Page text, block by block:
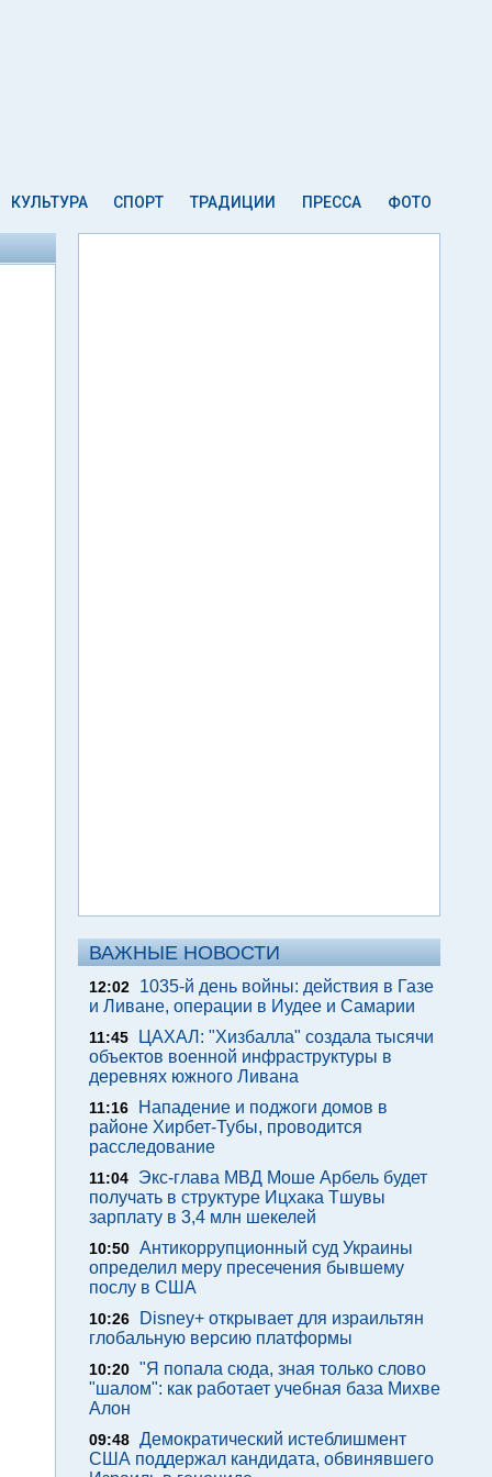
КУЛЬТУРА СПОРТ ТРАДИЦИИ ПРЕССА ФОТО
ВАЖНЫЕ НОВОСТИ
12:02
1035-й день войны: действия в Газе
и Ливане, операции в Иудее и Самарии
11:45
ЦАХАЛ: "Хизбалла" создала тысячи
объектов военной инфраструктуры в
деревнях южного Ливана
11:16
Нападение и поджоги домов в
районе Хирбет-Тубы, проводится
расследование
11:04
Экс-глава МВД Моше Арбель будет
получать в структуре Ицхака Тшувы
зарплату в 3,4 млн шекелей
10:50 Антикоррупционный суд Украины
определил меру пресечения бывшему
послу в США
10:26
Disney+ открывает для израильтян
глобальную версию платформы
10:20 "Я попала сюда, зная только слово
"шалом": как работает учебная база Михве
Алон
09:48 Демократический истеблишмент
США поддержал кандидата, обвинявшего